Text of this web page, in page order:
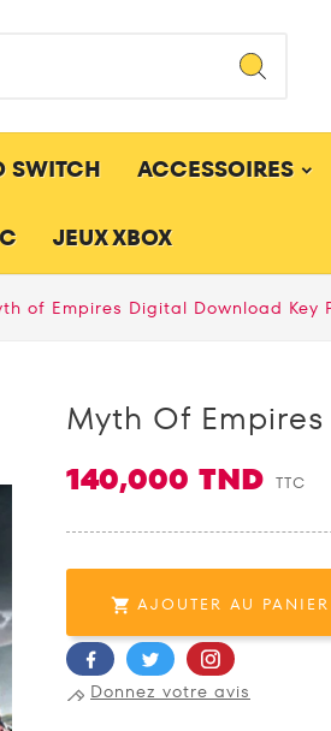
SWITCH ACCESSOIRES
JEUX XBOX
of Empires Digital Download Key
Myth Of
140,000 TND TTC
 AJOUTER AU PANIER
Donnez votre avis